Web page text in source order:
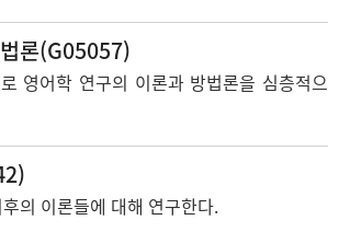
론(G05057)
영어학 연구의 이론과 방법론을 심층적으
의 이론들에 대해 연구한다.